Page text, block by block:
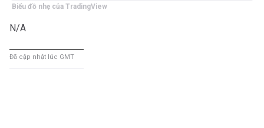
Biểu đồ nhẹ của TradingView
N/A
Đã cập nhật lúc GMT